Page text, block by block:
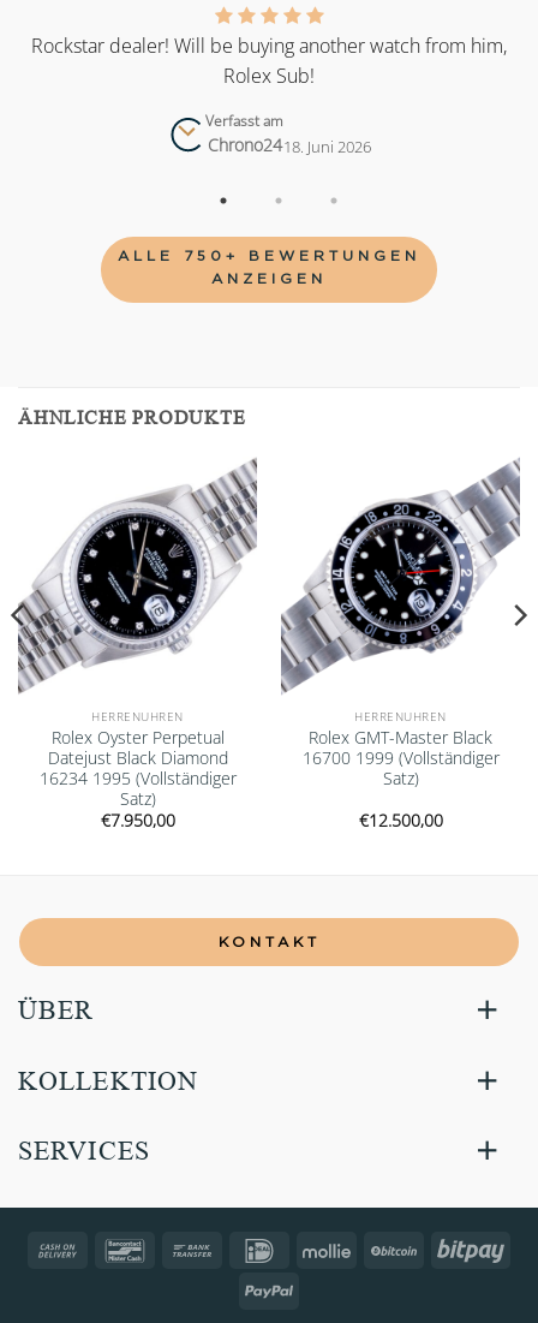
Rockstar dealer! Will be buying another watch from him,
Rolex Sub!
Verfasst am
Chrono2418. Juni 2026
ALLE 750+ BEWERTUNGEN
ANZEIGEN
ÄHNLICHE PRODUKTE
Add to
wishlist
HERRENUHREN
Rolex Oyster Perpetual
Datejust Black Diamond
16234 1995 (Vollständiger
Satz)
€7.950,00
Add to
wishlist
HERRENUHREN
Rolex GMT-Master Black
16700 1999 (Vollständiger
Satz)
€12.500,00
KONTAKT
ÜBER
KOLLEKTION
SERVICES
Cash
Bancontact Bank
IDeal Mollie BitCoin
PayPal